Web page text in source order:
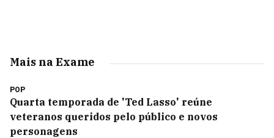
Mais na Exame
POP
Quarta temporada de 'Ted Lasso' reúne
veteranos queridos pelo público e novos
personagens